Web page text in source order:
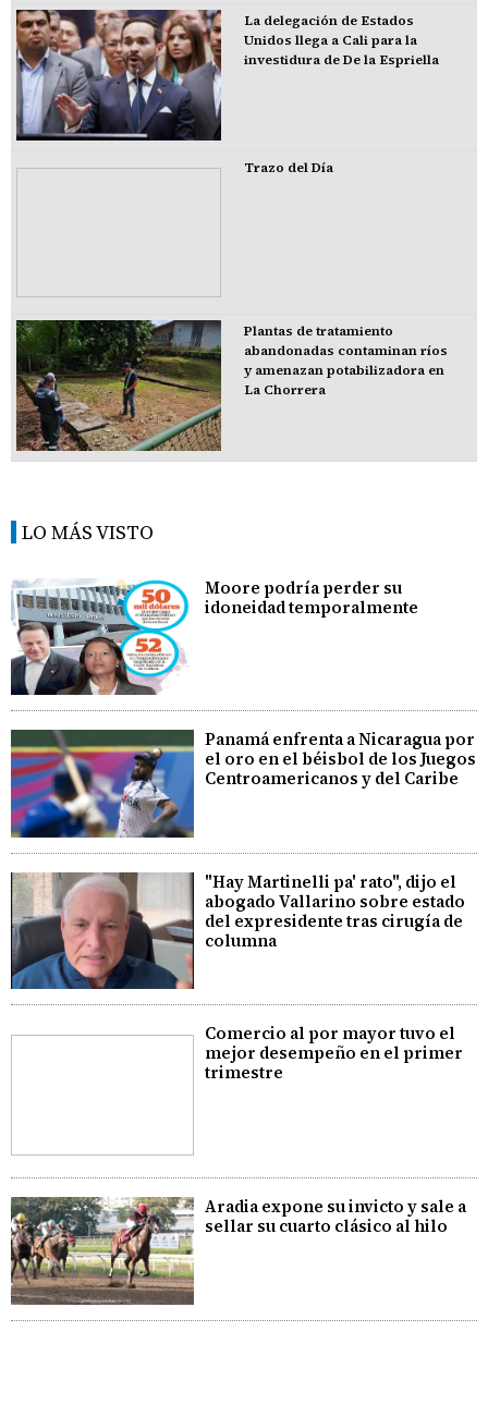
La delegación de Estados
Unidos llega a Cali para la
investidura de De la Espriella
Trazo del Día
Plantas de tratamiento
abandonadas contaminan ríos
y amenazan potabilizadora en
La Chorrera
LO MÁS VISTO
Moore podría perder su
idoneidad temporalmente
Panamá enfrenta a Nicaragua por
el oro en el béisbol de los Juegos
Centroamericanos y del Caribe
"Hay Martinelli pa' rato", dijo el
abogado Vallarino sobre estado
del expresidente tras cirugía de
columna
Comercio al por mayor tuvo el
mejor desempeño en el primer
trimestre
Aradia expone su invicto y sale a
sellar su cuarto clásico al hilo